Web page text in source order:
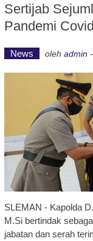
Sertijab
Pandemi
News oleh admin -
SLEMAN - Kapolda
M.Si bertindak
jabatan dan serah